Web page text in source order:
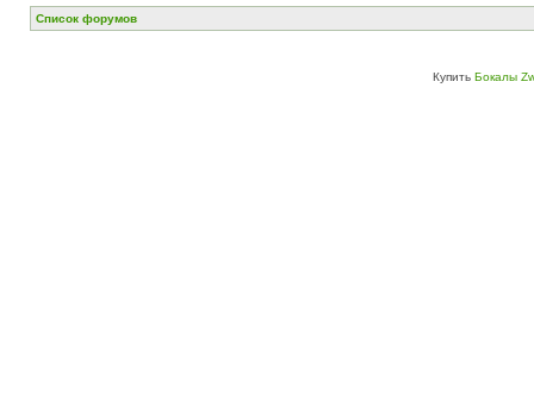
Список форумов
Купить Бокалы